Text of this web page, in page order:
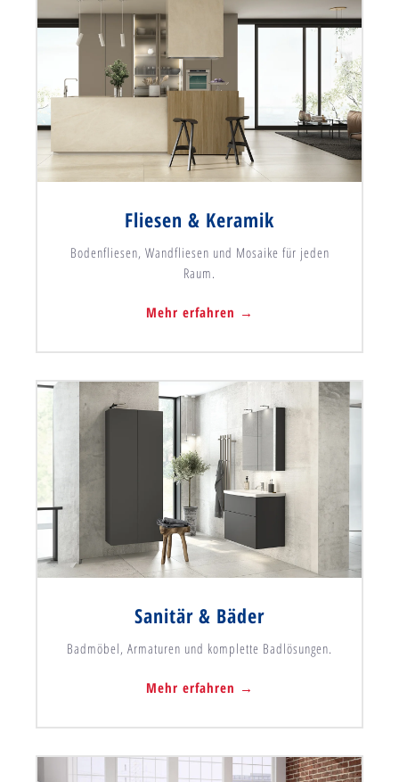
Fliesen & Keramik
Bodenfliesen, Wandfliesen und Mosaike für jeden
Raum.
Mehr erfahren →
Sanitär & Bäder
Badmöbel, Armaturen und komplette Badlösungen.
Mehr erfahren →